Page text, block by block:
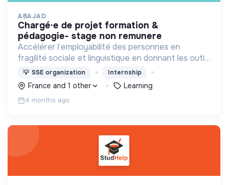
ABAJAD
chargé·e de projet formation &
pédagogie- stage non remunere
Accélérer l’employabilité des personnes en
fragilité sociale et linguistique en donnant les outils
de formation et en offrant un accompagnement,
pour permettre leur autonomie.
💡 SSE organization Internship
France and 1 other Learning
4 months ago